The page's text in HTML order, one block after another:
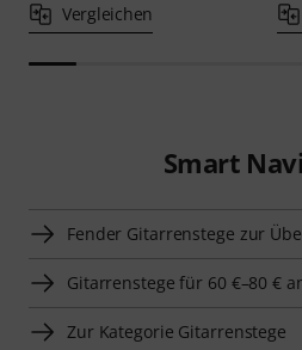
Vergleichen
Smart
Fender Gitarrenstege zur
Gitarrenstege für 60 €–80 €
Zur Kategorie Gitarrenstege